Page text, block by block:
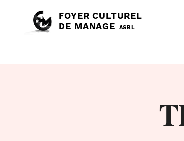
FOYER CULTUREL
DE MANAGE
ASBL